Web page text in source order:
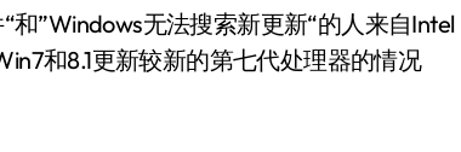
和8.1更新较新的第七代处理器的情况